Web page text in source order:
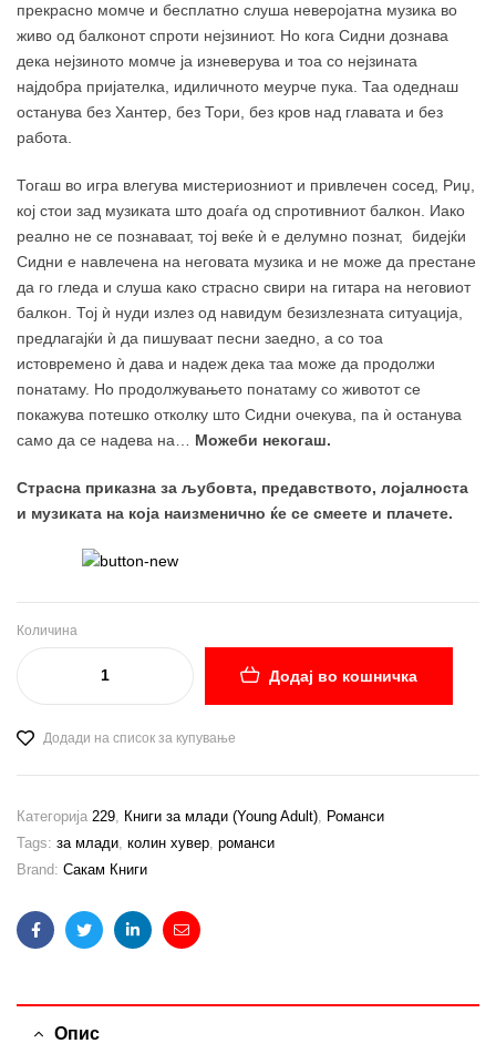
прекрасно момче и бесплатно слуша неверојатна музика во
живо од балконот спроти нејзиниот. Но кога Сидни дознава
дека нејзиното момче ја изневерува и тоа со нејзината
најдобра пријателка, идиличното меурче пука. Таа одеднаш
останува без Хантер, без Тори, без кров над главата и без
работа.
Тогаш во игра влегува мистериозниот и привлечен сосед, Риџ,
кој стои зад музиката што доаѓа од спротивниот балкон. Иако
реално не се познаваат, тој веќе ѝ е делумно познат, бидејќи
Сидни е навлечена на неговата музика и не може да престане
да го гледа и слуша како страсно свири на гитара на неговиот
балкон. Тој ѝ нуди излез од навидум безизлезната ситуација,
предлагајќи ѝ да пишуваат песни заедно, а со тоа
истовремено ѝ дава и надеж дека таа може да продолжи
понатаму. Но продолжувањето понатаму со животот се
покажува потешко отколку што Сидни очекува, па ѝ останува
само да се надева на… Можеби некогаш.
Страсна приказна за љубовта, предавството, лојалноста
и музиката на која наизменично ќе се смеете и плачете.
Количина
Додај во кошничка
Додади на список за купување
Категорија 229 Книги за млади (Young Adult) Романси
Tags: за млади колин хувер романси
Brand: Сакам Книги
FacebookTwitterLinkedinEmail
Опис